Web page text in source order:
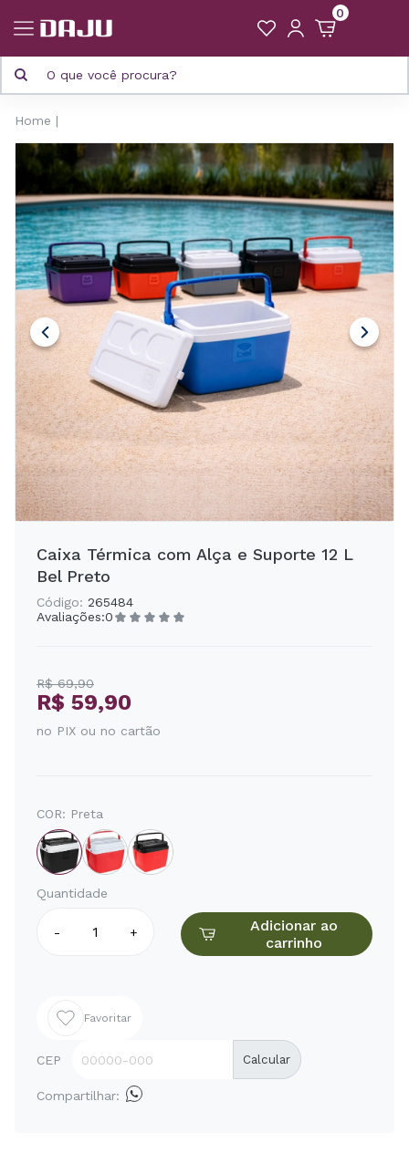
0
Home
Caixa Térmica com Alça e Suporte 12 L
Bel Preto
Código: 265484
Avaliações:0
R$ 69,90
R$ 59,90
no PIX ou no cartão
COR: Preta
Quantidade
- +
Adicionar ao
carrinho
Favoritar
CEP Calcular
Compartilhar: